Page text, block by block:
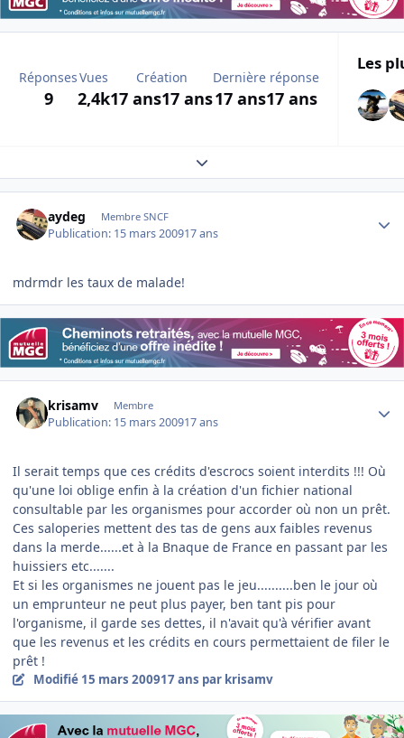
Réponses
9
Vues
2,4k
Création
17 ans17 ans
Dernière réponse
17 ans17 ans
Les
Expand topic overview
aydeg Membre SNCF
Publication: 15 mars 200917 ans
mdrmdr les taux de malade!
krisamv Membre
Publication: 15 mars 200917 ans
Il serait temps que ces crédits d'escrocs soient interdits !!! Où
qu'une loi oblige enfin à la création d'un fichier national
consultable par les organismes pour accorder où non un prêt.
Ces saloperies mettent des tas de gens aux faibles revenus
dans la merde......et à la Bnaque de France en passant par les
huissiers etc.......
Et si les organismes ne jouent pas le jeu..........ben le jour où
un emprunteur ne peut plus payer, ben tant pis pour
l'organisme, il garde ses dettes, il n'avait qu'à vérifier avant
que les revenus et les crédits en cours permettaient de filer le
prêt !
Modifié 15 mars 200917 ans par krisamv